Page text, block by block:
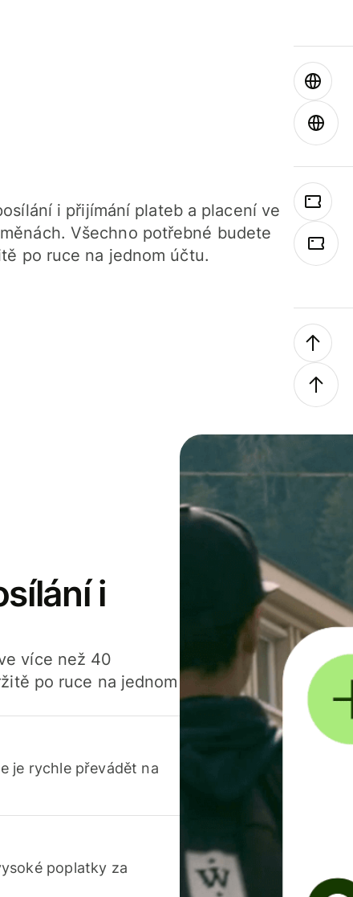
i přijímání plateb a placení ve
Všechno potřebné budete
po ruce na jednom účtu.
i
více než 40
po ruce na jednom
je rychle převádět na
poplatky za